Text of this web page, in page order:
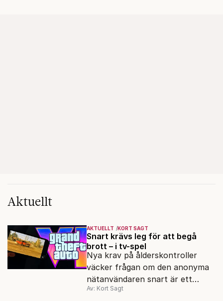
Aktuellt
AKTUELLT KORT SAGT
Snart krävs leg för att begå
brott – i tv-spel
Nya krav på ålderskontroller
väcker frågan om den anonyma
nätanvändaren snart är ett
minne blott.
Av: Kort Sagt